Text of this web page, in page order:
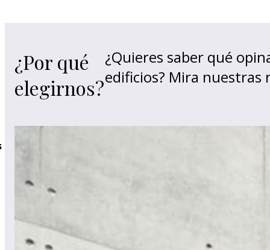
¿Por qué
elegirnos?
¿Quieres saber qué
edificios? Mira nuestras